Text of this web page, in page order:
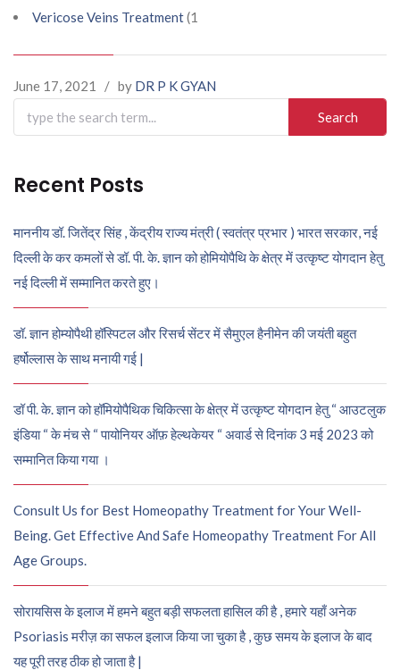
Vericose Veins Treatment(1
June 17, 2021 / by DR P K GYAN
Search
for:
Recent Posts
माननीय डॉ. जितेंद्र सिंह , केंद्रीय राज्य मंत्री ( स्वतंत्र प्रभार ) भारत सरकार, नई
दिल्ली के कर कमलों से डॉ. पी. के. ज्ञान को होमियोपैथि के क्षेत्र में उत्कृष्ट योगदान हेतु
नई दिल्ली में सम्मानित करते हुए।
डॉ. ज्ञान होम्योपैथी हॉस्पिटल और रिसर्च सेंटर में सैमुएल हैनीमेन की जयंती बहुत
हर्षोल्लास के साथ मनायी गई |
डॉ पी. के. ज्ञान को हॉमियोपैथिक चिकित्सा के क्षेत्र में उत्कृष्ट योगदान हेतु “ आउटलुक
इंडिया “ के मंच से “ पायोनियर ऑफ़ हेल्थकेयर “ अवार्ड से दिनांक 3 मई 2023 को
सम्मानित किया गया ।
Consult Us for Best Homeopathy Treatment for Your Well-
Being. Get Effective And Safe Homeopathy Treatment For All
Age Groups.
सोरायसिस के इलाज में हमने बहुत बड़ी सफलता हासिल की है , हमारे यहाँ अनेक
Psoriasis मरीज़ का सफल इलाज किया जा चुका है , कुछ समय के इलाज के बाद
यह पूरी तरह ठीक हो जाता है |